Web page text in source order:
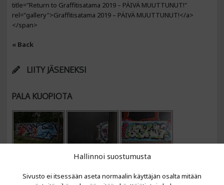
Hallinnoi suostumusta
Sivusto ei itsessään aseta normaalin käyttäjän osalta mitään
title="Return to Graffitisatama 2019 – PÄIVÄ MUUTTUNUT!"
rel="gallery">Graffitisatama 2019 – PÄIVÄ MUUTTUNUT!</a>
</span>
« Back
LIITY JÄSENEKSI
PALA KUOPIOTA